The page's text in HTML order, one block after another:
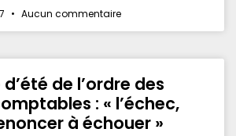
Aucun commentaire
de l’ordre des
: « l’échec,
à échouer »